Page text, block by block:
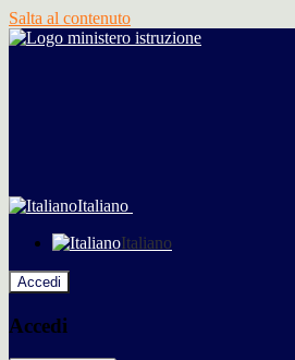
Salta al contenuto
Italiano
Italiano
Accedi
Accedi